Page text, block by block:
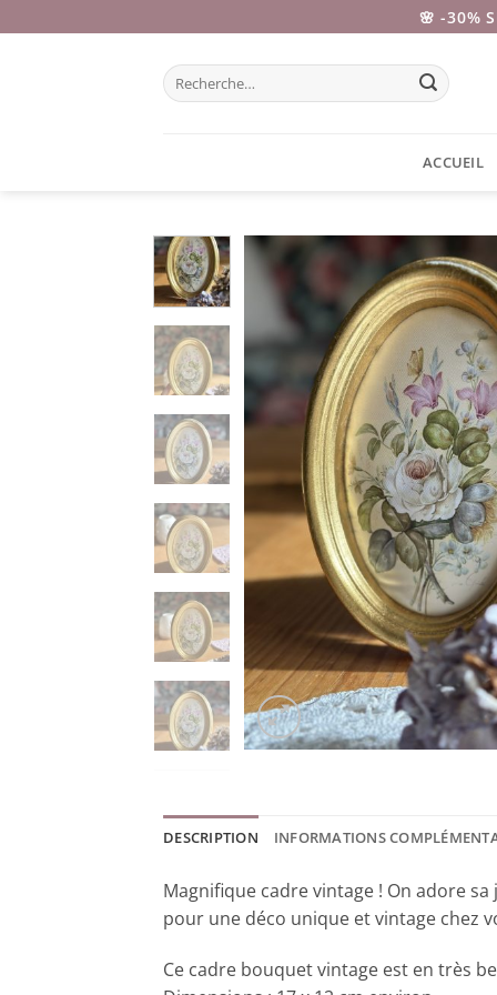
au
🌸 -30%
Recherche
pour :
ACCUEIL
DESCRIPTION INFORMATIONS
Magnifique cadre vintage ! On adore
pour une déco unique et vintage chez
Ce cadre bouquet vintage est en très